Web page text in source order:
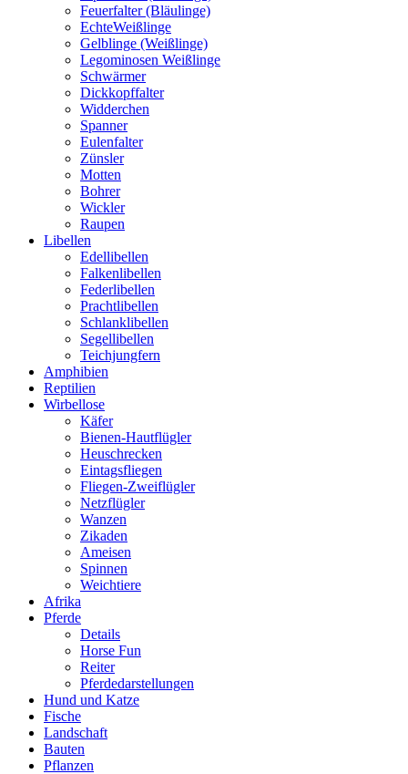
Feuerfalter (Bläulinge)
EchteWeißlinge
Gelblinge (Weißlinge)
Legominosen Weißlinge
Schwärmer
Dickkopffalter
Widderchen
Spanner
Eulenfalter
Zünsler
Motten
Bohrer
Wickler
Raupen
Libellen
Edellibellen
Falkenlibellen
Federlibellen
Prachtlibellen
Schlanklibellen
Segellibellen
Teichjungfern
Amphibien
Reptilien
Wirbellose
Käfer
Bienen-Hautflügler
Heuschrecken
Eintagsfliegen
Fliegen-Zweiflügler
Netzflügler
Wanzen
Zikaden
Ameisen
Spinnen
Weichtiere
Afrika
Pferde
Details
Horse Fun
Reiter
Pferdedarstellungen
Hund und Katze
Fische
Landschaft
Bauten
Pflanzen